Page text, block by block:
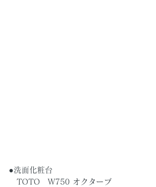
●洗面化粧台
TOTO　W750 オクターブ